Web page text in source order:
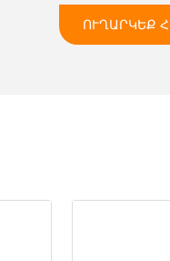
ՈՒՂԱՐԿԵՔ